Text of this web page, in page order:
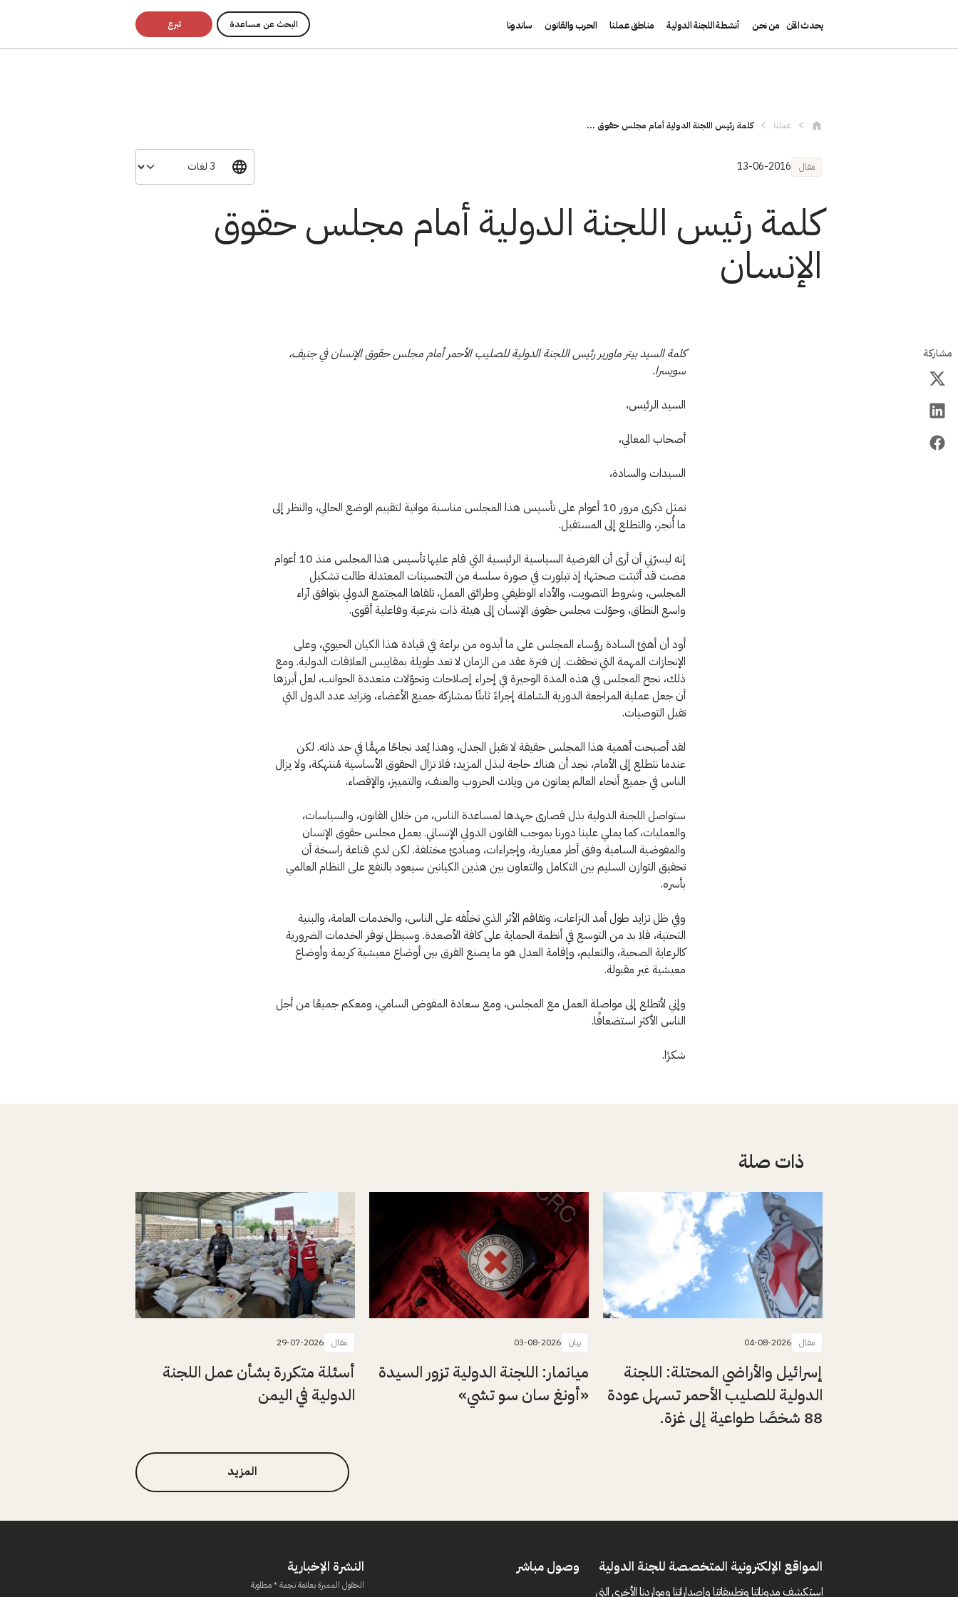
يحدث الآن من نحن أنشطة اللجنة الدولية مناطق عملنا الحرب والقانون ساندونا البحث عن مساعدة تبرع
عملنا كلمة رئيس اللجنة الدولية أمام مجلس حقوق ...
مقال 13-06-2016
كلمة رئيس اللجنة الدولية أمام مجلس حقوق
الإنسان
مشاركة
كلمة السيد بيتر ماورير رئيس اللجنة الدولية للصليب الأحمر أمام مجلس حقوق الإنسان في جنيف،
سويسرا.
السيد الرئيس،
أصحاب المعالي،
السيدات والسادة،
تمثل ذكرى مرور 10 أعوام على تأسيس هذا المجلس مناسبة مواتية لتقييم الوضع الحالي، والنظر إلى
ما أُنجز، والتطلع إلى المستقبل.
إنه ليسرّني أن أرى أن الفرضية السياسية الرئيسية التي قام عليها تأسيس هذا المجلس منذ 10 أعوام
مضت قد أثبتت صحتها؛ إذ تبلورت في صورة سلسة من التحسينات المعتدلة طالت تشكيل
المجلس، وشروط التصويت، والأداء الوظيفي وطرائق العمل، تلقاها المجتمع الدولي بتوافق آراء
واسع النطاق، وحوّلت مجلس حقوق الإنسان إلى هيئة ذات شرعية وفاعلية أقوى.
أود أن أهنئ السادة رؤساء المجلس على ما أبدوه من براعة في قيادة هذا الكيان الحيوي، وعلى
الإنجازات المهمة التي تحققت. إن فترة عقد من الزمان لا تعد طويلة بمقاييس العلاقات الدولية. ومع
ذلك، نجح المجلس في هذه المدة الوجيزة في إجراء إصلاحات وتحوّلات متعددة الجوانب، لعل أبرزها
أن جعل عملية المراجعة الدورية الشاملة إجراءً ثابتًا بمشاركة جميع الأعضاء، وتزايد عدد الدول التي
تقبل التوصيات.
لقد أصبحت أهمية هذا المجلس حقيقة لا تقبل الجدل، وهذا يُعد نجاحًا مهمًّا في حد ذاته. لكن
عندما نتطلع إلى الأمام، نجد أن هناك حاجة لبذل المزيد؛ فلا تزال الحقوق الأساسية مُنتهكة، ولا يزال
الناس في جميع أنحاء العالم يعانون من ويلات الحروب والعنف، والتمييز، والإقصاء.
ستواصل اللجنة الدولية بذل قصارى جهدها لمساعدة الناس، من خلال القانون، والسياسات،
والعمليات، كما يملي علينا دورنا بموجب القانون الدولي الإنساني. يعمل مجلس حقوق الإنسان
والمفوضية السامية وفق أطر معيارية، وإجراءات، ومبادئ مختلفة. لكن لدي قناعة راسخة أن
تحقيق التوازن السليم بين التكامل والتعاون بين هذين الكيانين سيعود بالنفع على النظام العالمي
بأسره.
وفي ظل تزايد طول أمد النزاعات، وتفاقم الأثر الذي تخلّفه على الناس، والخدمات العامة، والبنية
التحتية، فلا بد من التوسع في أنظمة الحماية على كافة الأصعدة. وسيظل توفر الخدمات الضرورية
كالرعاية الصحية، والتعليم، وإقامة العدل هو ما يصنع الفرق بين أوضاع معيشية كريمة وأوضاع
معيشية غير مقبولة.
وإني لأتطلع إلى مواصلة العمل مع المجلس، ومع سعادة المفوض السامي، ومعكم جميعًا من أجل
الناس الأكثر استضعافًا.
شكرًا.
ذات صلة
مقال 04-08-2026
إسرائيل والأراضي المحتلة: اللجنة
الدولية للصليب الأحمر تسهل عودة
88 شخصًا طواعية إلى غزة.
بيان 03-08-2026
ميانمار: اللجنة الدولية تزور السيدة
«أونغ سان سو تشي»
مقال 29-07-2026
أسئلة متكررة بشأن عمل اللجنة
الدولية في اليمن
المزيد
المواقع الإلكترونية المتخصصة للجنة الدولية
استكشف مدوناتنا وتطبيقاتنا وإصداراتنا ومواردنا الأخرى التي
وصول مباشر النشرة الإخبارية
الحقول المميزة بعلامة نجمة * مطلوبة